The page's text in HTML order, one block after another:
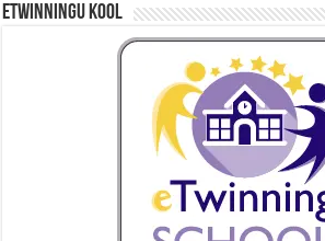
eTwinningu kool